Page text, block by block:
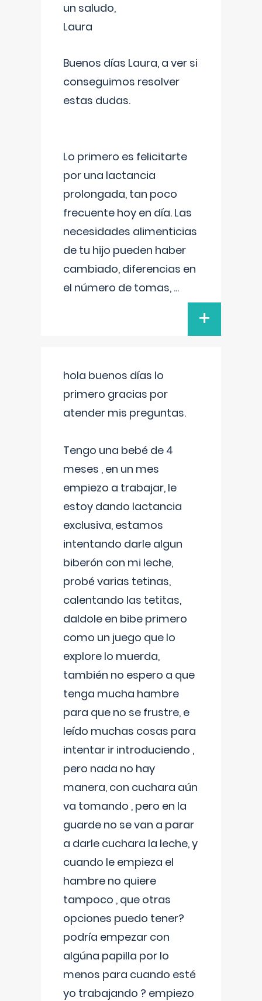
un saludo,
Laura
Buenos días Laura, a ver si
conseguimos resolver
estas dudas.
Lo primero es felicitarte
por una lactancia
prolongada, tan poco
frecuente hoy en día. Las
necesidades alimenticias
de tu hijo pueden haber
cambiado, diferencias en
el número de tomas, ...
+
hola buenos días lo
primero gracias por
atender mis preguntas.
Tengo una bebé de 4
meses , en un mes
empiezo a trabajar, le
estoy dando lactancia
exclusiva, estamos
intentando darle algun
biberón con mi leche,
probé varias tetinas,
calentando las tetitas,
daldole en bibe primero
como un juego que lo
explore lo muerda,
también no espero a que
tenga mucha hambre
para que no se frustre, e
leído muchas cosas para
intentar ir introduciendo ,
pero nada no hay
manera, con cuchara aún
va tomando , pero en la
guarde no se van a parar
a darle cuchara la leche, y
cuando le empieza el
hambre no quiere
tampoco , que otras
opciones puedo tener?
podría empezar con
algúna papilla por lo
menos para cuando esté
yo trabajando ? empiezo